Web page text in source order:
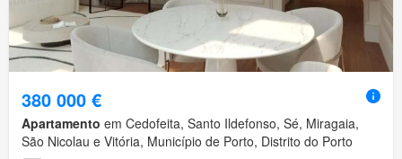
380 000 €
Apartamento em Cedofeita, Santo Ildefonso, Sé, Miragaia,
São Nicolau e Vitória, Município de Porto, Distrito do Porto